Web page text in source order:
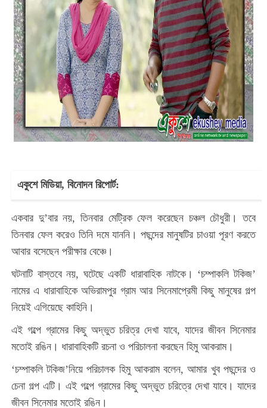
একুশে মিডিয়া, বিনোদন রিপোর্ট:
একবার দু’বার নয়, তিনবার মেট্রিক ফেল করেছেন চঞ্চল চৌধুরী। তবে
তিনবার ফেল করেও তিনি দমে যাননি। পছন্দের মানুষটির চাওয়া পূরণ করতে
আবার বসেছেন পরীক্ষার বেঞ্চে।
ঘটনাটি বাস্তবে নয়, ঘটেছে একটি ধারাবাহিক নাটকে। ‘চম্পাকলি টকিজ’
নামের এ ধারাবাহিকে অভিরামপুর গ্রাম আর সিনেমাপ্রেমী কিছু মানুষের গল্প
নিয়েই এগিয়েছে কাহিনি।
এই গল্পে গ্রামের কিছু অদ্ভুত চরিত্র দেখা যাবে, যাদের জীবন সিনেমার
মতোই রঙিন। ধারাবাহিকটি রচনা ও পরিচালনা করছেন হিমু আকরাম।
‘চম্পাকলি টকিজ’নিয়ে পরিচালক হিমু আকরাম বলেন, আমার খুব পছন্দের ও
চেনা গল্প এটি। এই গল্পে গ্রামের কিছু অদ্ভুত চরিত্রে দেখা যাবে। যাদের
জীবন সিনেমার মতোই রঙিন।